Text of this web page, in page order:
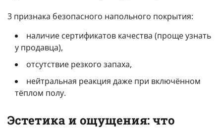
3 признака безопасного напольного покрытия:
наличие сертификатов качества (проще узнать
у продавца),
отсутствие резкого запаха,
нейтральная реакция даже при включённом
тёплом полу.
Эстетика и ощущения: что